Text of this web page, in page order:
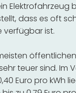
Elektrofahrzeug
dass es oft
verfügbar ist.
öffentlichen
teuer sind. Im
Euro pro kWh